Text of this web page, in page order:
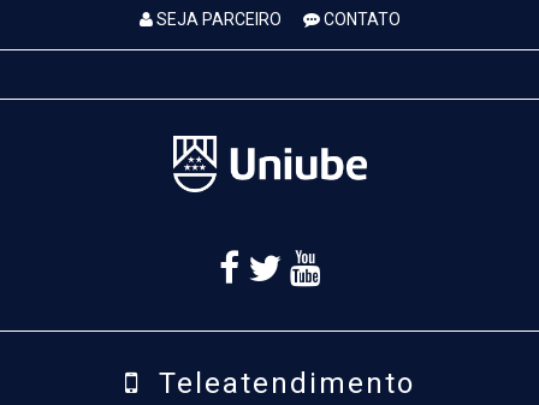
SEJA PARCEIRO CONTATO
Teleatendimento